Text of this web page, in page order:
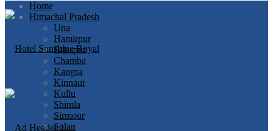
Home
Himachal Pradesh
Una
Hamirpur
Bilaspur
Chamba
Kangra
Kinnaur
Kullu
Shimla
Sirmour
Solan